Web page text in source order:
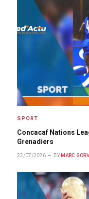
SPORT
Concacaf Nations
Grenadiers
23/07/2026 BY MARC